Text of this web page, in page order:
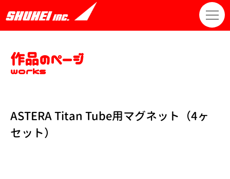
作品のページ
works
ASTERA Titan Tube用マグネット（4ヶ
セット）